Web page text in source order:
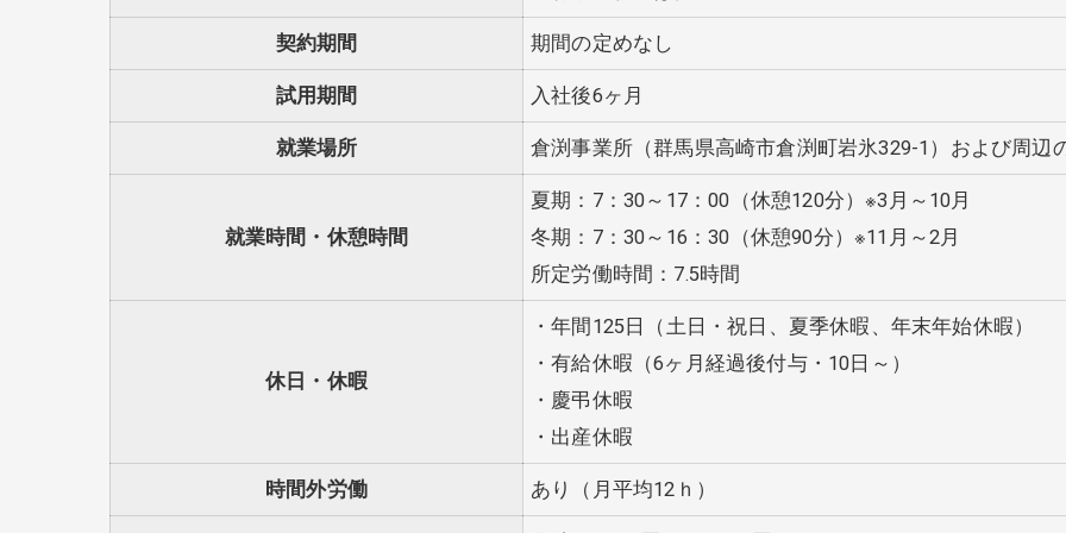
契約期間 期間の定めなし
試用期間 入社後6ヶ月
就業場所 倉渕事業所（群馬県高崎市倉渕町岩氷329-1）および周辺
就業時間・休憩時間
夏期：7：30～17：00（休憩120分）※3月～10月
冬期：7：30～16：30（休憩90分）※11月～2月
所定労働時間：7.5時間
休日・休暇
・年間125日（土日・祝日、夏季休暇、年末年始休暇）
・有給休暇（6ヶ月経過後付与・10日～）
・慶弔休暇
・出産休暇
時間外労働 あり（月平均12ｈ）